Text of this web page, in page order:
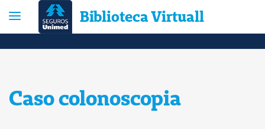
Biblioteca Virtuall
Caso colonoscopia